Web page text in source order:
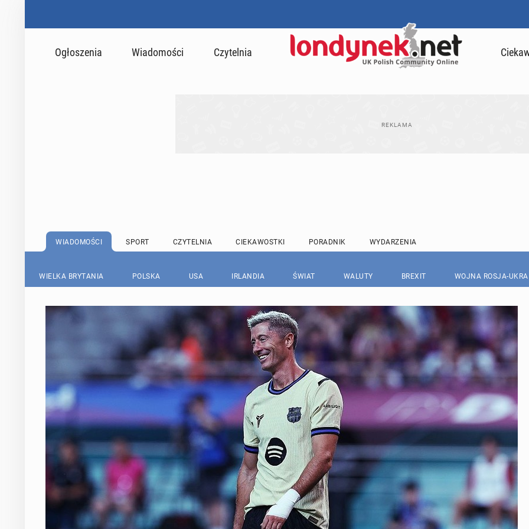
Ogłoszenia Wiadomości Czytelnia
WIADOMOŚCI SPORT CZYTELNIA CIEKAWOSTKI PORADNIK WYDARZENIA
WIELKA BRYTANIA POLSKA USA IRLANDIA ŚWIAT WALUTY BREXIT WOJNA ROSJA-